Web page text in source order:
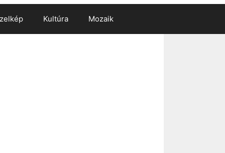
Kultúra Mozaik